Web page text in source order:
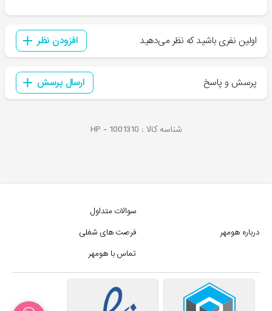
اولین نفری باشید که نظر می‌دهید افزودن نظر
پرسش و پاسخ ارسال پرسش
شناسه کالا : HP - 1001310
درباره هومهر
سوالات متداول
فرصت های شغلی
تماس با هومهر